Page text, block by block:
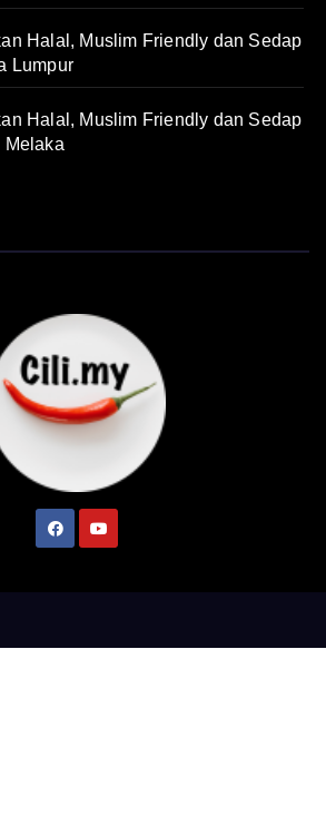
Halal, Muslim Friendly dan Sedap
Lumpur
Halal, Muslim Friendly dan Sedap
Melaka